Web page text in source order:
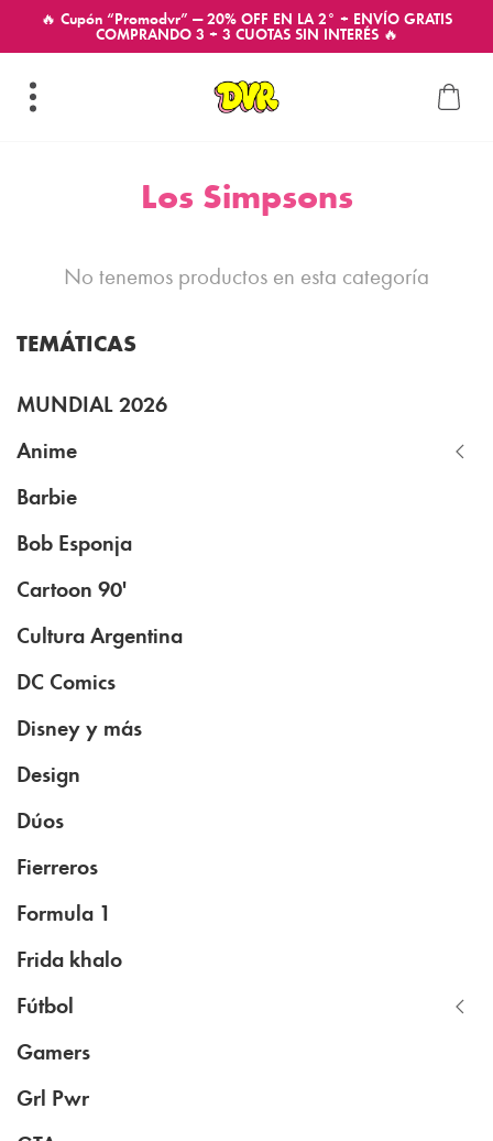
🔥 Cupón “Promodvr” — 20% OFF EN LA 2° + ENVÍO GRATIS
COMPRANDO 3 + 3 CUOTAS SIN INTERÉS 🔥
Los Simpsons
No tenemos productos en esta categoría
TEMÁTICAS
MUNDIAL 2026
Anime
Barbie
Bob Esponja
Cartoon 90'
Cultura Argentina
DC Comics
Disney y más
Design
Dúos
Fierreros
Formula 1
Frida khalo
Fútbol
Gamers
Grl Pwr